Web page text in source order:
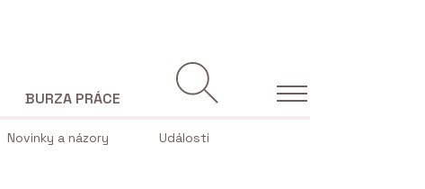
Novinky a názory Události
BURZA PRÁCE